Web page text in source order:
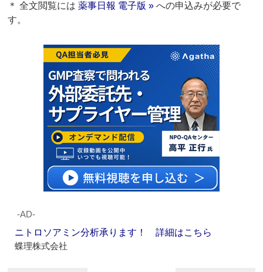
＊ 全文閲覧には薬事日報 電子版 » への申込みが必要で
す。
‐AD‐
ニトロソアミン分析承ります！ 詳細はこちら
蝶理株式会社